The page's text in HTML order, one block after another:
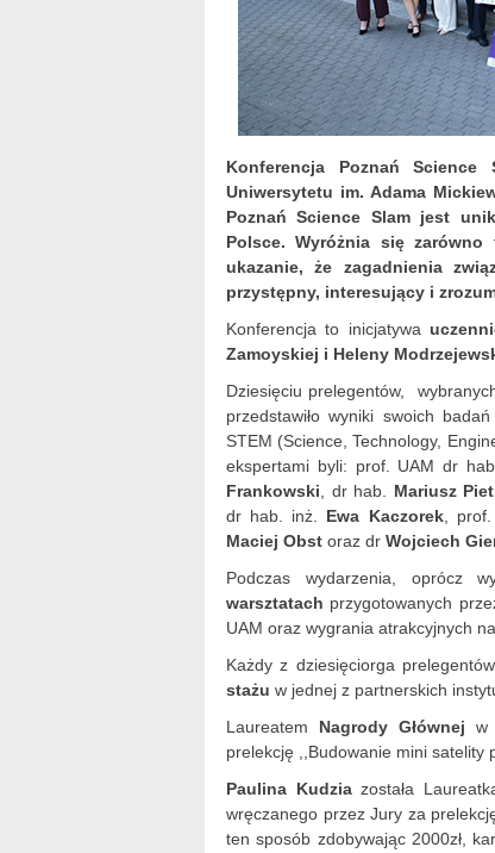
Konferencja Poznań
Uniwersytetu im. Adama
Poznań Science Slam jest
Polsce. Wyróżnia się
ukazanie, że zagadnienia
przystępny, interesujący i
Konferencja to inicjatywa
Zamoyskiej i Heleny
Dziesięciu prelegentów,
przedstawiło wyniki swoich
STEM (Science, Technology,
ekspertami byli: prof. UAM dr
Frankowski , dr hab. Mariusz
dr hab. inż. Ewa Kaczorek,
Maciej Obst oraz dr Wojciech
Podczas wydarzenia, oprócz
warsztatach przygotowanych
UAM oraz wygrania atrakcyjnych
Każdy z dziesięciorga
stażu w jednej z partnerskich
Laureatem Nagrody Głównej w
prelekcję ,,Budowanie mini satelity
Paulina Kudziazostała
wręczanego przez Jury za
ten sposób zdobywając 2000zł,